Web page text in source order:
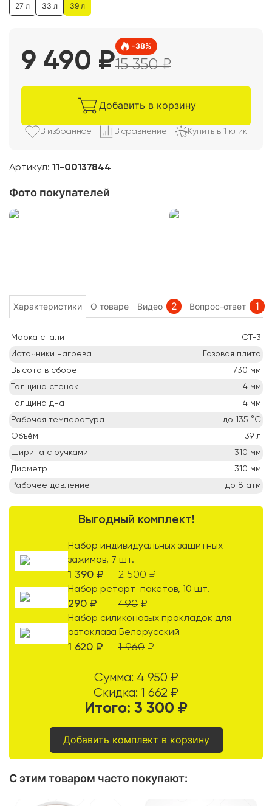
27 л 33 л 39 л
Артикул: 11-00137844
9 490 ₽
-38%
15 350₽
Добавить в корзину
В избранное В сравнение Купить в 1 клик
Фото покупателей
Характеристики О товаре Видео 2 Вопрос-ответ 1
Марка стали
СТ-3
Источники нагрева
Газовая плита
Высота в сборе
730 мм
Толщина стенок
4 мм
Толщина дна
4 мм
Рабочая температура
до 135 °C
Объём
39 л
Ширина с ручками
310 мм
Диаметр
310 мм
Рабочее давление
до 8 атм
Выгодный комплект!
Набор индивидуальных защитных
зажимов, 7 шт.
1 390 ₽ 2 500 ₽
Набор реторт-пакетов, 10 шт.
290 ₽ 490 ₽
Набор силиконовых прокладок для
автоклава Белорусский
1 620 ₽ 1 960 ₽
Сумма: 4 950 ₽
Скидка: 1 662 ₽
Итого: 3 300 ₽
Добавить комплект в корзину
С этим товаром часто покупают: